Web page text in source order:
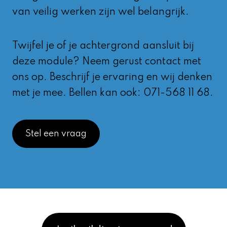
van veilig werken zijn wel belangrijk.
Twijfel je of je achtergrond aansluit bij
deze module? Neem gerust contact met
ons op. Beschrijf je ervaring en wij denken
met je mee. Bellen kan ook: 071-568 11 68.
Stel een vraag